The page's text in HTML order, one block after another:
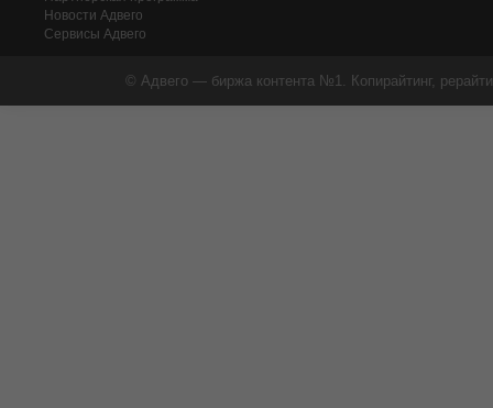
Новости Адвего
Сервисы Адвего
© Адвего — биржа контента №1. Копирайтинг,